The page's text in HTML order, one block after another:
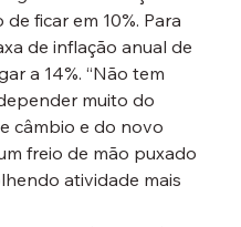
ficar em 10%. Para
de inflação anual de
a 14%. “Não tem
muito do
câmbio e do novo
freio de mão puxado
atividade mais